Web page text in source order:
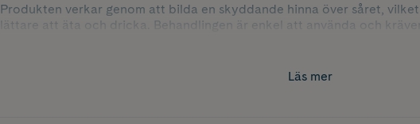
Produkten verkar genom att bilda en skyddande hinna över såret,
lättare att äta och dricka. Behandlingen är enkel att använda och
Läs mer